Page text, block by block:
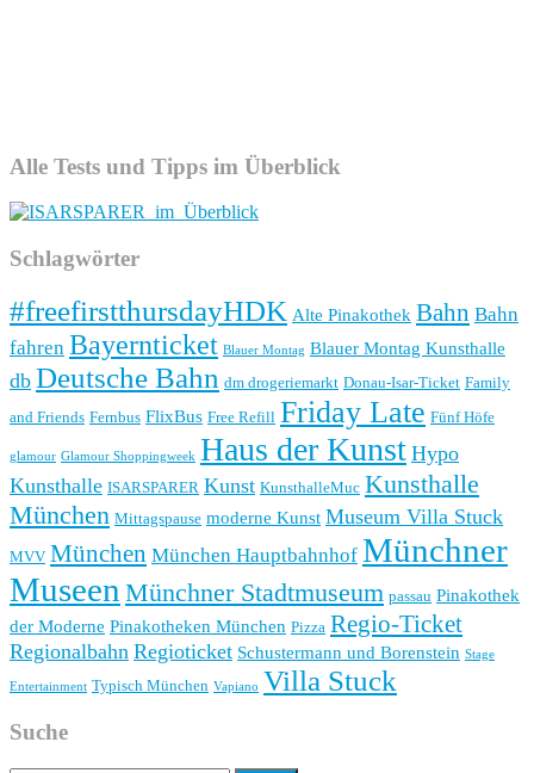
Alle Tests und Tipps im Überblick
Schlagwörter
#freefirstthursdayHDK Alte Pinakothek Bahn Bahn
fahren Bayernticket Blauer Montag Blauer Montag Kunsthalle
db Deutsche Bahn dm drogeriemarkt Donau-Isar-Ticket Family
and Friends Fernbus FlixBus Free Refill Friday Late Fünf Höfe
glamour Glamour Shoppingweek Haus der Kunst Hypo
Kunsthalle ISARSPARER Kunst KunsthalleMuc Kunsthalle
München Mittagspause moderne Kunst Museum Villa Stuck
MVV München München Hauptbahnhof Münchner
Museen Münchner Stadtmuseum passau Pinakothek
der Moderne Pinakotheken München Pizza Regio-Ticket
Regionalbahn Regioticket Schustermann und Borenstein Stage
Entertainment Typisch München Vapiano Villa Stuck
Suche